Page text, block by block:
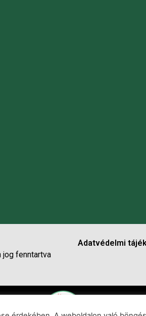
jog fenntartva
Adatvédelmi